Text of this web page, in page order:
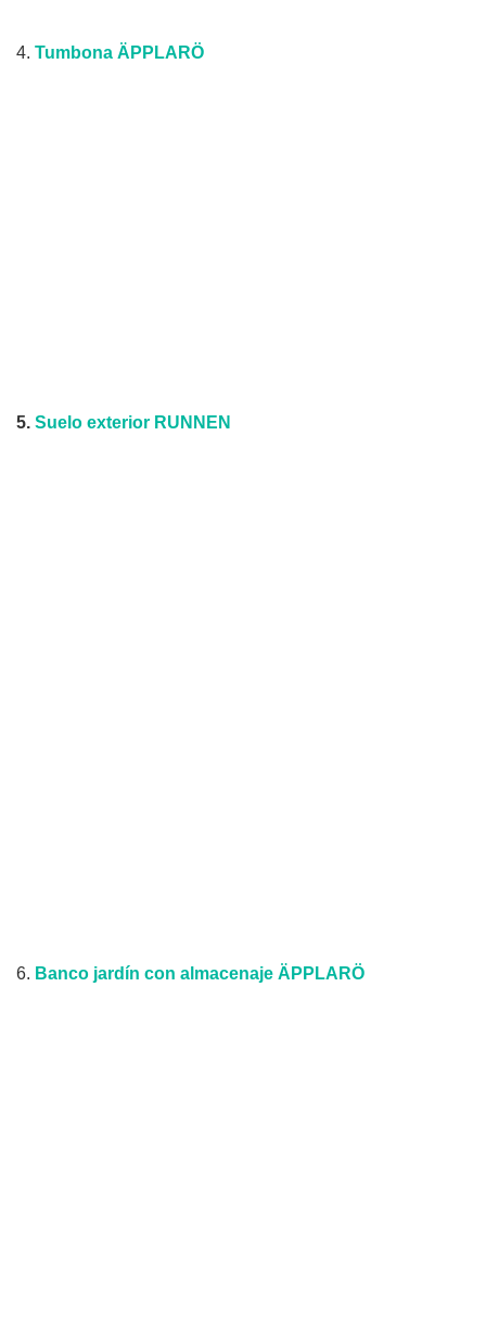
4. Tumbona ÄPPLARÖ
5. Suelo exterior RUNNEN
6. Banco jardín con almacenaje ÄPPLARÖ